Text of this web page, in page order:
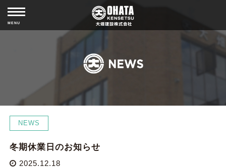
MENU
MISSION
HISTORY
NEWS
NEWS
冬期休業日のお知らせ
2025.12.18